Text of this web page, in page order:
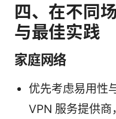
四、在不同
与最佳实践
家庭网络
优先考虑易用性
VPN 服务提供